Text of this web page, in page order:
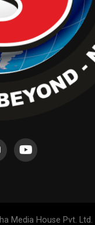
Media House Pvt. Ltd.